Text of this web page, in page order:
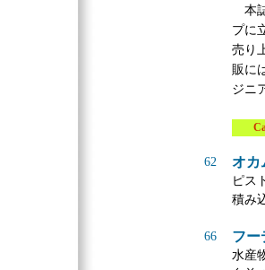
本
プに
売り
販に
ジニ
62 オカ
ピス
積み
66 フー
水産